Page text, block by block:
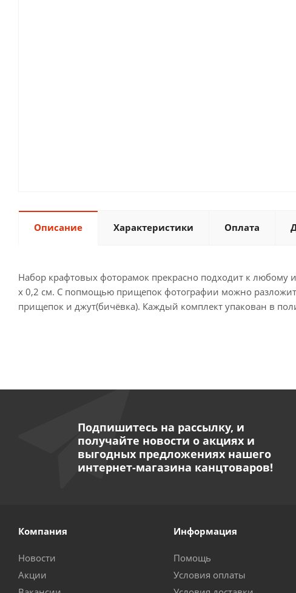
Описание Характеристики Оплата
Набор крафтовых фоторамок прекрасно подходит к любому
х 0,2 см. С попмощью прищепок фотографии можно
прищепок и джут(бичёвка). Каждый комплект упакован в
Подпишитесь на рассылку, и
получайте новости о акциях и
выгодных предложениях нашего
интернет-магазина канцтоваров!
Компания
Новости
Акции
Информация
Помощь
Условия оплаты